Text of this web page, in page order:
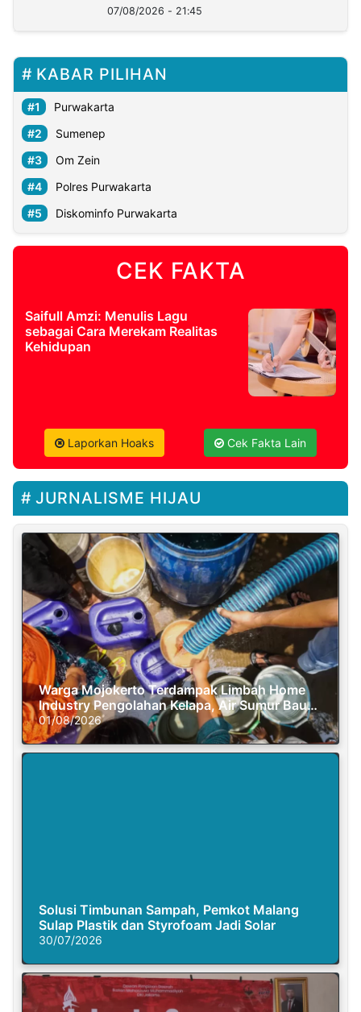
07/08/2026 - 21:45
KABAR PILIHAN
Purwakarta
Sumenep
Om Zein
Polres Purwakarta
Diskominfo Purwakarta
CEK FAKTA
Saifull Amzi: Menulis Lagu
sebagai Cara Merekam Realitas
Kehidupan
Laporkan Hoaks Cek Fakta Lain
JURNALISME HIJAU
Warga Mojokerto Terdampak Limbah Home
Industry Pengolahan Kelapa, Air Sumur Bau
Busuk
01/08/2026
Solusi Timbunan Sampah, Pemkot Malang
Sulap Plastik dan Styrofoam Jadi Solar
30/07/2026